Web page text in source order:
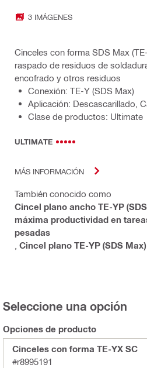
3 IMÁGENES
Cinceles con forma SDS Max
raspado de residuos de
encofrado y otros residuos
Conexión: TE-Y (SDS Max)
Aplicación: Descascarillado,
Clase de productos: Ultimate
ULTIMATE
MÁS INFORMACIÓN
También conocido como
Cincel plano ancho TE-YP
máxima productividad en
pesadas
Cincel plano TE-YP (SDS Max)
Seleccione una opción
Opciones de producto
Cinceles con forma TE-YX SC
#r8995191